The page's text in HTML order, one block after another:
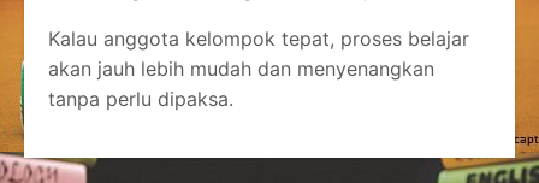
Kalau anggota kelompok tepat, proses belajar
akan jauh lebih mudah dan menyenangkan
tanpa perlu dipaksa.